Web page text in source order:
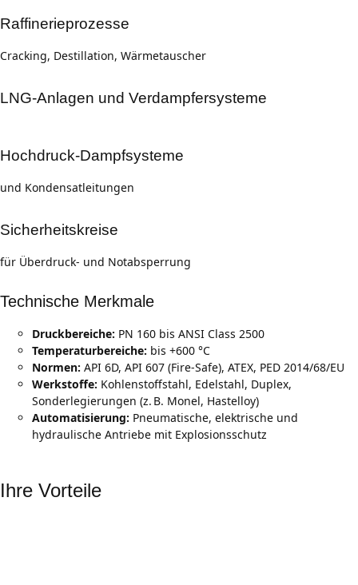
Raffinerieprozesse
Cracking, Destillation, Wärmetauscher
LNG-Anlagen und Verdampfersysteme
Hochdruck-Dampfsysteme
und Kondensatleitungen
Sicherheitskreise
für Überdruck- und Notabsperrung
Technische Merkmale
Druckbereiche: PN 160 bis ANSI Class 2500
Temperaturbereiche: bis +600 °C
Normen: API 6D, API 607 (Fire-Safe), ATEX, PED 2014/68/EU
Werkstoffe: Kohlenstoffstahl, Edelstahl, Duplex,
Sonderlegierungen (z. B. Monel, Hastelloy)
Automatisierung: Pneumatische, elektrische und
hydraulische Antriebe mit Explosionsschutz
Ihre Vorteile